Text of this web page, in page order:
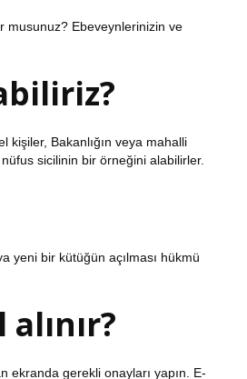
musunuz? Ebeveynlerinizin ve
kişiler, Bakanlığın veya mahalli
sicilinin bir örneğini alabilirler.
yeni bir kütüğün açılması hükmü
ekranda gerekli onayları yapın. E-